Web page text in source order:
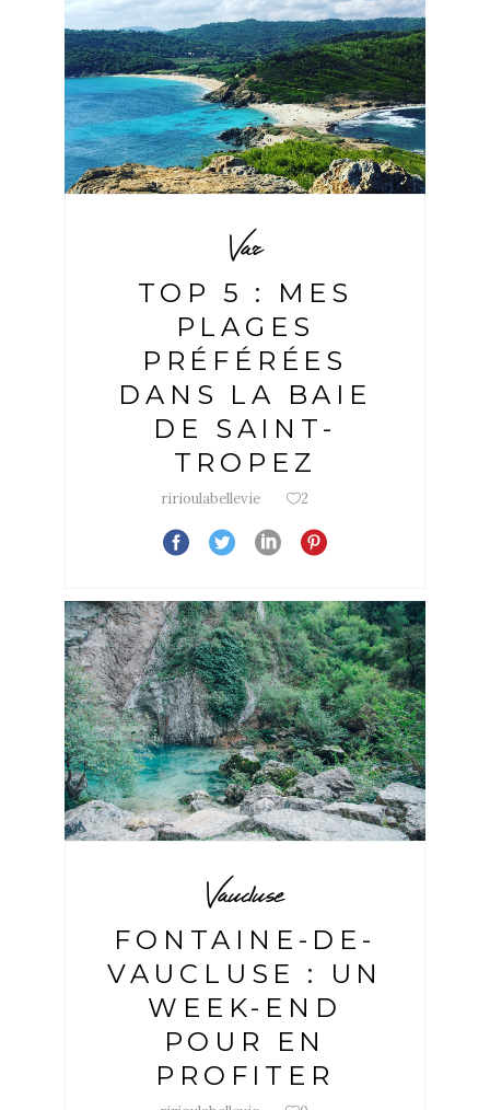
Var
TOP 5 : MES
PLAGES
PRÉFÉRÉES
DANS LA BAIE
DE SAINT-
TROPEZ
ririoulabellevie 2
Vaucluse
FONTAINE-DE-
VAUCLUSE : UN
WEEK-END
POUR EN
PROFITER